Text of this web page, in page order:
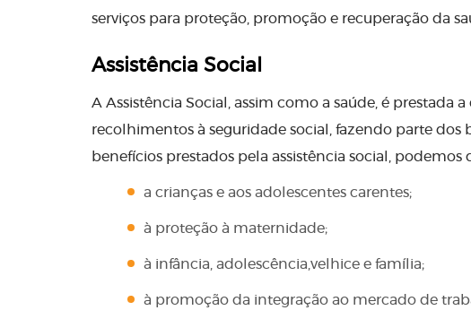
serviços para proteção, promoção e recuperação da
Assistência Social
A Assistência Social, assim como a saúde, é
recolhimentos à seguridade social, fazendo parte
benefícios prestados pela assistência social, podemos
a crianças e aos adolescentes carentes;
à proteção à maternidade;
à infância, adolescência,velhice e família;
à promoção da integração ao mercado de